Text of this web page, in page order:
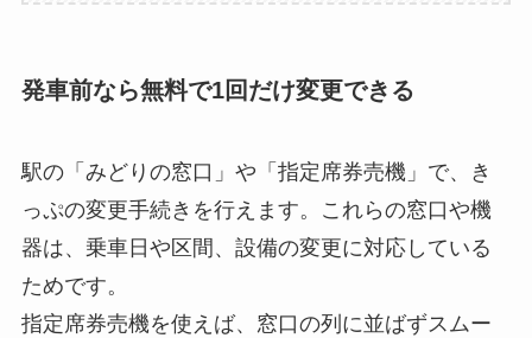
発車前なら無料で1回だけ変更できる
駅の「みどりの窓口」や「指定席券売機」で、き
っぷの変更手続きを行えます。これらの窓口や機
器は、乗車日や区間、設備の変更に対応している
ためです。
指定席券売機を使えば、窓口の列に並ばずスムー